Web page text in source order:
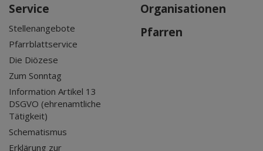
Service
Stellenangebote
Pfarrblattservice
Die Diözese
Zum Sonntag
Information Artikel 13
DSGVO (ehrenamtliche
Tätigkeit)
Schematismus
Erklärung zur
Organisationen
Pfarren